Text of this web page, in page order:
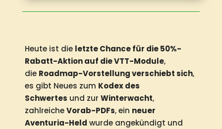
Heute ist die letzte Chance für die 50%-
Rabatt-Aktion auf die VTT-Module,
die Roadmap-Vorstellung verschiebt sich,
es gibt Neues zum Kodex des
Schwertes und zur Winterwacht,
zahlreicheVorab-PDFs, ein neuer
Aventuria-Held wurde angekündigt und